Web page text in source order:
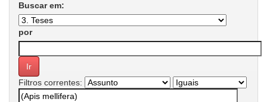
Buscar em:
por
Filtros correntes: